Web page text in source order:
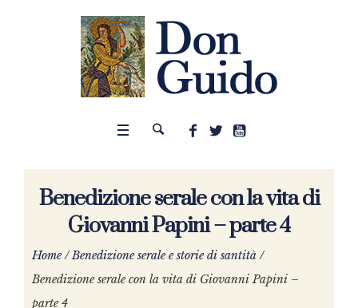
Benedizione serale con la vita di
Giovanni Papini – parte 4
Home /Benedizione serale e storie di santità /
Benedizione serale con la vita di Giovanni Papini –
parte 4